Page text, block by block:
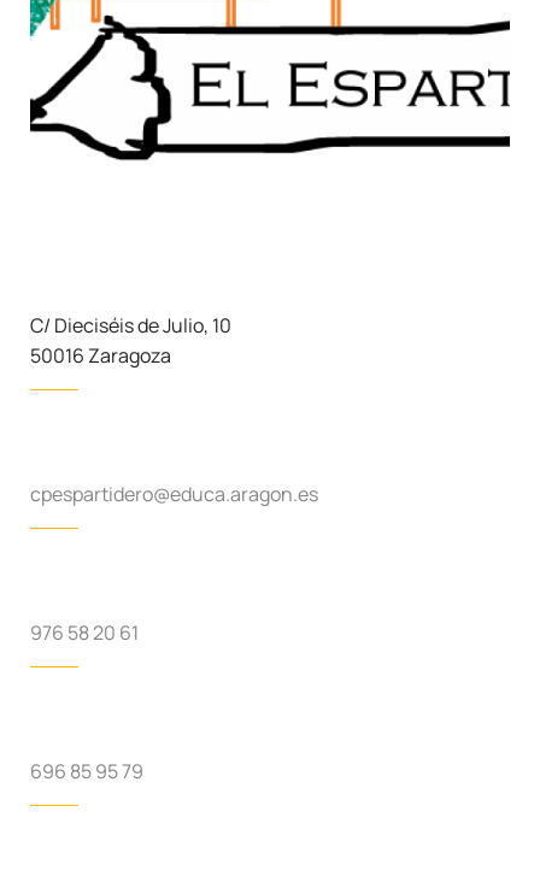
C/ Dieciséis de Julio, 10
50016 Zaragoza
cpespartidero@educa.aragon.es
976 58 20 61
696 85 95 79